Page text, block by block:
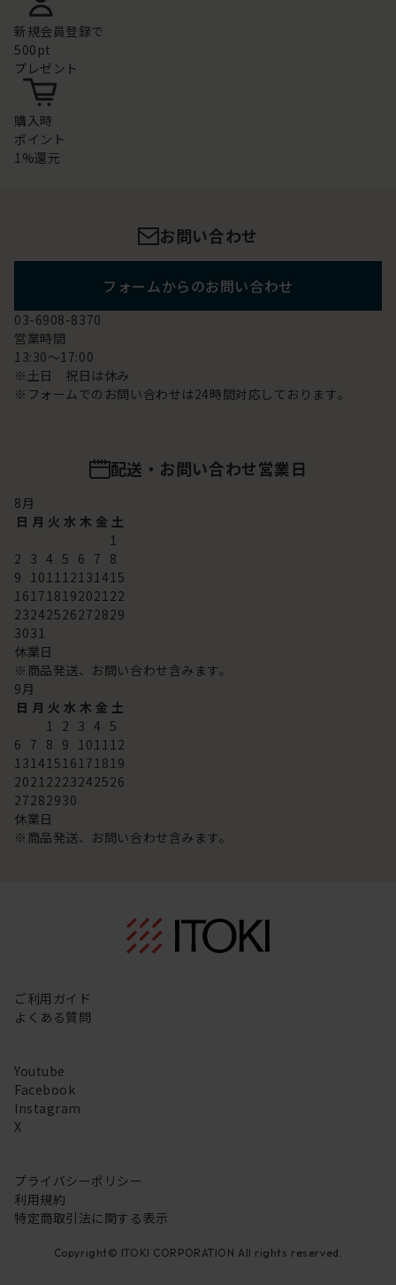
新規会員登録で
500pt
プレゼント
購入時
ポイント
1%還元
お問い合わせ
フォームからのお問い合わせ
03-6908-8370
営業時間
13:30～17:00
※土日 祝日は休み
※フォームでのお問い合わせは24時間対応しております。
配送・お問い合わせ営業日
8月
日 月 火 水 木 金 土
1
2 3 4 5 6 7 8
9 101112131415
16171819202122
23242526272829
3031
休業日
※商品発送、お問い合わせ含みます。
9月
日 月 火 水 木 金 土
1 2 3 4 5
6 7 8 9 101112
13141516171819
20212223242526
27282930
休業日
※商品発送、お問い合わせ含みます。
ご利用ガイド
よくある質問
Youtube
Facebook
Instagram
X
プライバシーポリシー
利用規約
特定商取引法に関する表示
Copyright© ITOKI CORPORATION All rights reserved.